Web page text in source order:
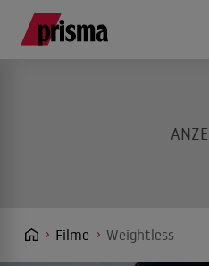
Filme Weightless